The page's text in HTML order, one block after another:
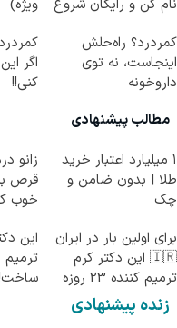
نام کن و رایگان شروع
ویژه)
کمردرد؟ راه‌حلش
اینجاست، نه توی
داروخونه
اگر
کنی!!
مطالب پیشنهادی
۱ میلیارد اعتبار خرید
طلا | بدون ضامن و
چک
زانو
قرص
خوب
برای اولین بار در ایران
🇮🇷 این دکتر کرم
ترمیم کننده 23 روزه
ساخت!
این
ترمیم
زنده پیشنهادی